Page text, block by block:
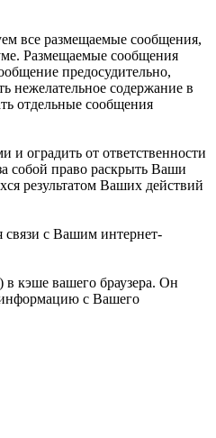
все размещаемые сообщения,
Размещаемые сообщения
предосудительно,
нежелательное содержание в
отдельные сообщения
оградить от ответственности
собой право раскрыть Ваши
результатом Ваших действий
связи с Вашим интернет-
кэше вашего браузера. Он
информацию с Вашего